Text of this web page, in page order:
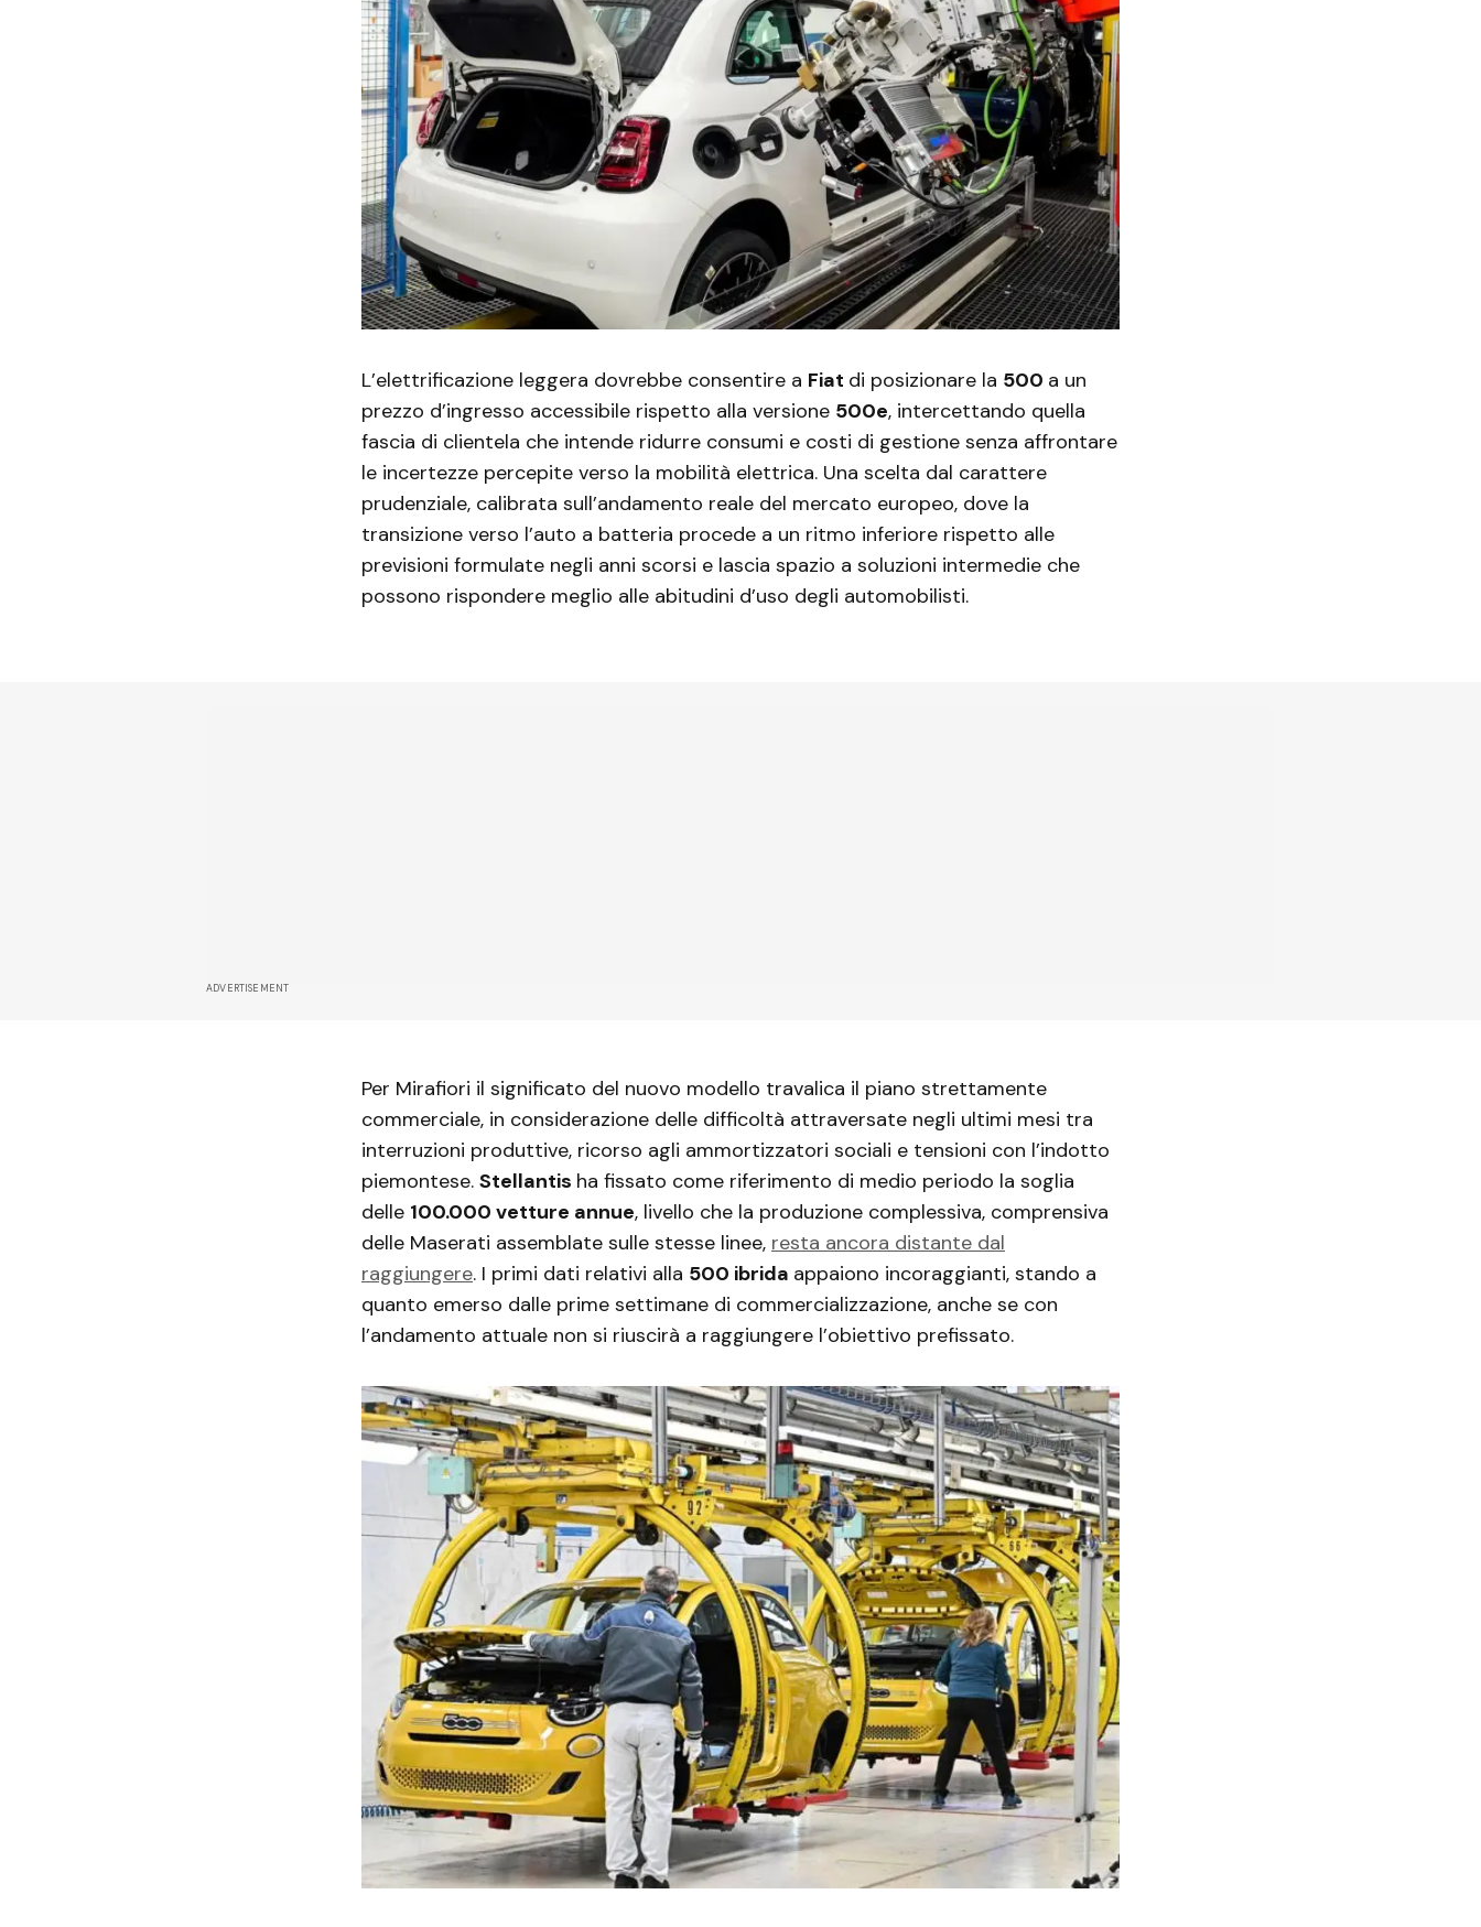
L’elettrificazione leggera dovrebbe consentire a Fiat di posizionare la 500 a un
prezzo d’ingresso accessibile rispetto alla versione 500e, intercettando quella
fascia di clientela che intende ridurre consumi e costi di gestione senza affrontare
le incertezze percepite verso la mobilità elettrica. Una scelta dal carattere
prudenziale, calibrata sull’andamento reale del mercato europeo, dove la
transizione verso l’auto a batteria procede a un ritmo inferiore rispetto alle
previsioni formulate negli anni scorsi e lascia spazio a soluzioni intermedie che
possono rispondere meglio alle abitudini d’uso degli automobilisti.
ADVERTISEMENT
Per Mirafiori il significato del nuovo modello travalica il piano strettamente
commerciale, in considerazione delle difficoltà attraversate negli ultimi mesi tra
interruzioni produttive, ricorso agli ammortizzatori sociali e tensioni con l’indotto
piemontese. Stellantis ha fissato come riferimento di medio periodo la soglia
delle 100.000 vetture annue, livello che la produzione complessiva, comprensiva
delle Maserati assemblate sulle stesse linee, resta ancora distante dal
raggiungere. I primi dati relativi alla 500 ibrida appaiono incoraggianti, stando a
quanto emerso dalle prime settimane di commercializzazione, anche se con
l’andamento attuale non si riuscirà a raggiungere l’obiettivo prefissato.